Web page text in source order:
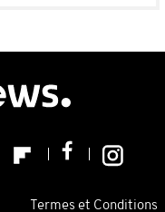
Termes et Conditions